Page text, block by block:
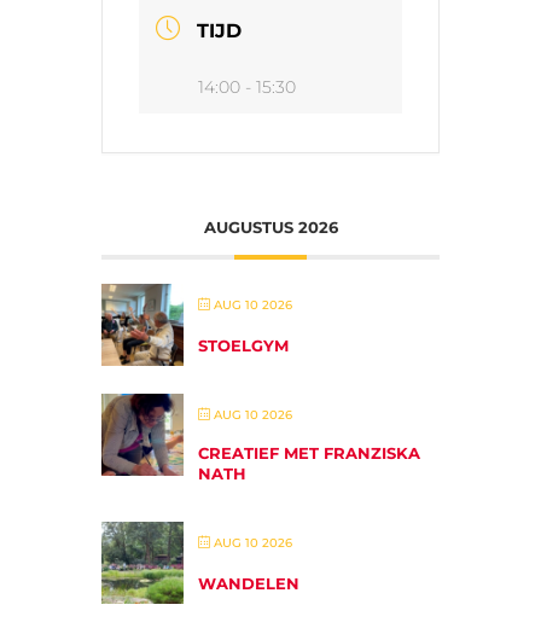
TIJD
14:00 - 15:30
AUGUSTUS 2026
AUG 10 2026
STOELGYM
AUG 10 2026
CREATIEF MET FRANZISKA
NATH
AUG 10 2026
WANDELEN